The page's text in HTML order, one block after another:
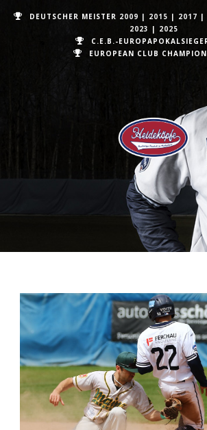
DEUTSCHER MEISTER 2009 | 2015 | 2017 |
2023 | 2025
C.E.B.-
EUROPEAN CLUB